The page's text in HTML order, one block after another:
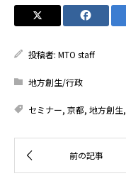
投稿者: MTO staff
地方創生/行政
セミナー, 京都, 地方創生,